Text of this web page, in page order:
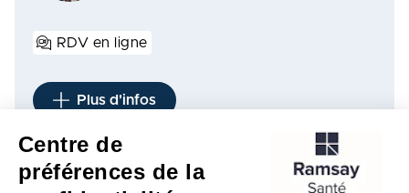
RDV en ligne
Plus d'infos
Centre de
préférences de la